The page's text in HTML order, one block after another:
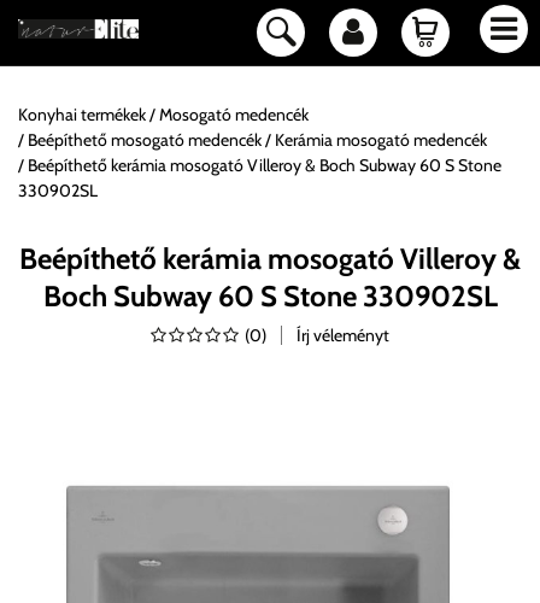
Konyhai termékek
Mosogató medencék
Beépíthető mosogató medencék
Kerámia mosogató medencék
Beépíthető kerámia mosogató Villeroy & Boch Subway 60 S Stone
330902SL
Beépíthető kerámia mosogató Villeroy &
Boch Subway 60 S Stone 330902SL
(0) Írj véleményt